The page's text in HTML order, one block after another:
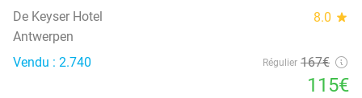
De Keyser Hotel 8.0 star
Antwerpen
Vendu : 2.740
Régulier 167€
115€